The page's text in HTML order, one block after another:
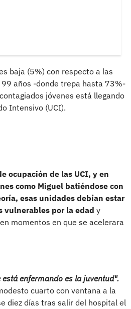
baja (5%) con respecto a las
años -donde trepa hasta 73%-
jóvenes está llegando
Intensivo (UCI).
ocupación de las UCI, y en
como Miguel batiéndose con
esas unidades debían estar
vulnerables por la edad y
momentos en que se acelerara
enfermando es la juventud".
cuarto con ventana a la
diez días tras salir del hospital el